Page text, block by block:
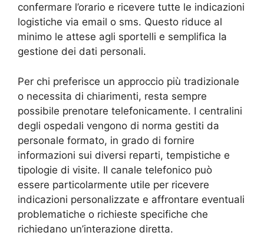
confermare l’orario e ricevere tutte le indicazioni
logistiche via email o sms. Questo riduce al
minimo le attese agli sportelli e semplifica la
gestione dei dati personali.
Per chi preferisce un approccio più tradizionale
o necessita di chiarimenti, resta sempre
possibile prenotare telefonicamente. I centralini
degli ospedali vengono di norma gestiti da
personale formato, in grado di fornire
informazioni sui diversi reparti, tempistiche e
tipologie di visite. Il canale telefonico può
essere particolarmente utile per ricevere
indicazioni personalizzate e affrontare eventuali
problematiche o richieste specifiche che
richiedano un’interazione diretta.